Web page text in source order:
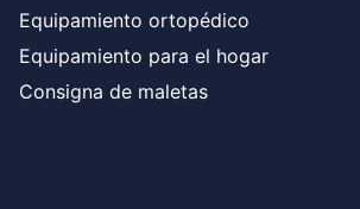
Equipamiento ortopédico
Equipamiento para el hogar
Consigna de maletas